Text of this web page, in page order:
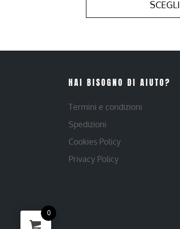
SCEGLI
HAI BISOGNO DI AIUTO?
Termini e condizioni
Spedizioni
Cookies Policy
Privacy Policy
0